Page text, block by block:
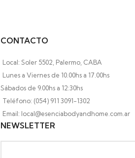
CONTACTO
Local: Soler 5502, Palermo, CABA
Lunes a Viernes de 10.00hs a 17.00hs
Sábados de 9.00hs a 12:30hs
Teléfono: (054) 911 3091-1302
Email: local@esenciabodyandhome.com.ar
NEWSLETTER